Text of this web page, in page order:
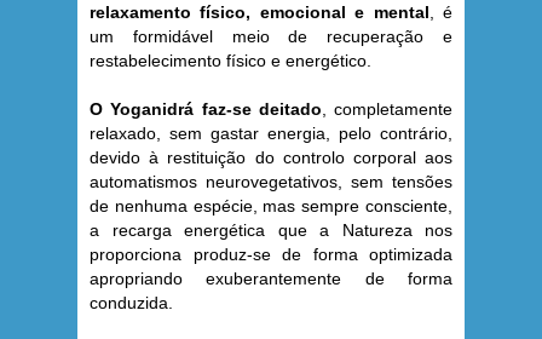
relaxamento físico, emocional e mental , é
um formidável meio de recuperação e
restabelecimento físico e energético.
O Yoganidrá faz-se deitado , completamente
relaxado, sem gastar energia, pelo contrário,
devido à restituição do controlo corporal aos
automatismos neurovegetativos, sem tensões
de nenhuma espécie, mas sempre consciente,
a recarga energética que a Natureza nos
proporciona produz-se de forma optimizada
apropriando exuberantemente de forma
conduzida.